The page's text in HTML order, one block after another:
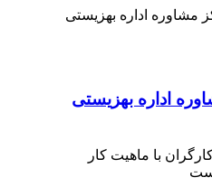
اداره بهزیستی